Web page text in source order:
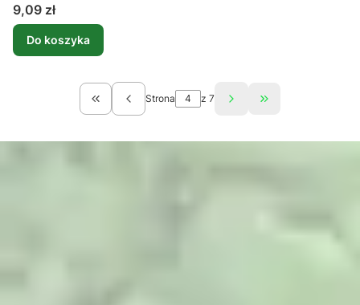
Cena
9,09 zł
Do koszyka
Wróć do pierwszej strony z produktami
Strona z 7 Przejdź do